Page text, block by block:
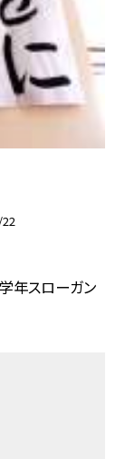
年スローガン